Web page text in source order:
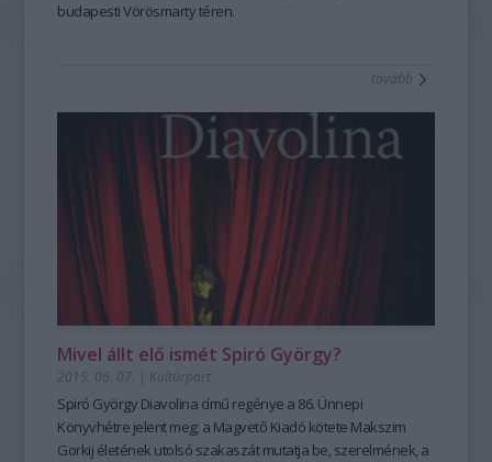
budapesti Vörösmarty téren.
tovább
Mivel állt elő ismét Spiró György?
2015. 06. 07. | Kultúrpart
Spiró György Diavolina című regénye a 86. Ünnepi
Könyvhétre jelent meg; a Magvető Kiadó kötete Makszim
Gorkij életének utolsó szakaszát mutatja be, szerelmének, a